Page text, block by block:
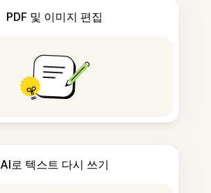
PDF 및 이미지 편집
AI로 텍스트 다시 쓰기